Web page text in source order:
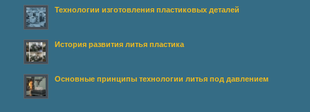
Технологии изготовления пластиковых деталей
История развития литья пластика
Основные принципы технологии литья под давлением